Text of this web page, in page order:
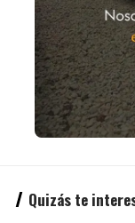
Quizás te